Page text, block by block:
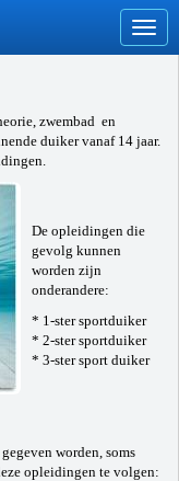
zwembad en
duiker vanaf 14 jaar.
De opleidingen die
gevolg kunnen
worden zijn
onderandere:
* 1-ster sportduiker
* 2-ster sportduiker
* 3-ster sport duiker
worden, soms
opleidingen te volgen: